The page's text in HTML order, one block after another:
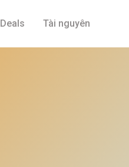
Deals Tài nguyên